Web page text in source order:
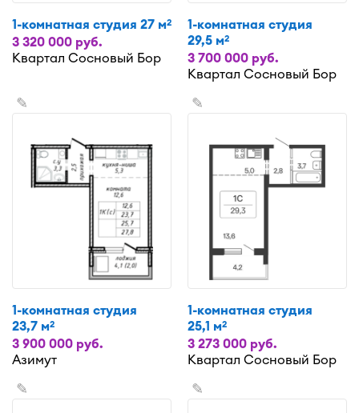
1-комнатная студия 27 м2
3 320 000 руб.
Квартал Сосновый Бор
1-комнатная студия
29,5 м2
3 700 000 руб.
Квартал Сосновый Бор
✎
1-комнатная студия
23,7 м2
3 900 000 руб.
Азимут
✎
1-комнатная студия
25,1 м2
3 273 000 руб.
Квартал Сосновый Бор
✎ ✎